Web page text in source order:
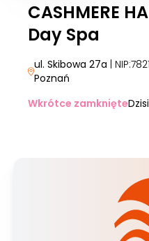
CASHMERE
Day Spa
ul. Skibowa 27a |
Poznań
Wkrótce zamknięte